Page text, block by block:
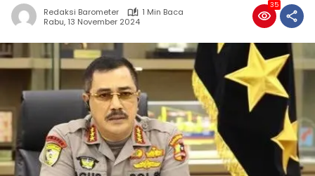
Redaksi Barometer
1 Min Baca
Rabu, 13 November 2024
35